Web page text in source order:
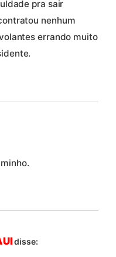
pra sair
nenhum
errando muito
disse: